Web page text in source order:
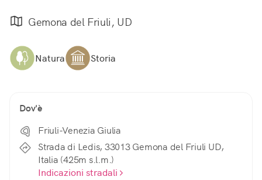
Gemona del Friuli, UD
Natura Storia
Dov'è
Friuli-Venezia Giulia
Strada di Ledis, 33013 Gemona del Friuli UD,
Italia (425m s.l.m.)
Indicazioni stradali